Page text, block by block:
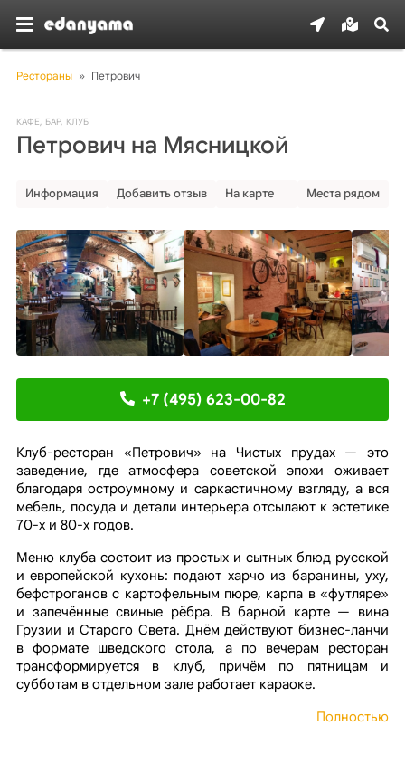
Рестораны » Петрович
КАФЕ, БАР, КЛУБ
Петрович на Мясницкой
Информация Добавить отзыв На карте Места рядом
+7 (495) 623-00-82
Клуб-ресторан «Петрович» на Чистых прудах — это
заведение, где атмосфера советской эпохи оживает
благодаря остроумному и саркастичному взгляду, а вся
мебель, посуда и детали интерьера отсылают к эстетике
70-х и 80-х годов.
Меню клуба состоит из простых и сытных блюд русской
и европейской кухонь: подают харчо из баранины, уху,
бефстроганов с картофельным пюре, карпа в «футляре»
и запечённые свиные рёбра. В барной карте — вина
Грузии и Старого Света. Днём действуют бизнес-ланчи
в формате шведского стола, а по вечерам ресторан
трансформируется в клуб, причём по пятницам и
субботам в отдельном зале работает караоке.
Полностью